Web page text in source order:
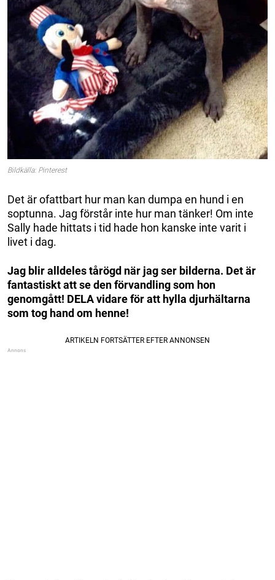
Bildkälla: Pinterest
Det är ofattbart hur man kan dumpa en hund i en
soptunna. Jag förstår inte hur man tänker! Om inte
Sally hade hittats i tid hade hon kanske inte varit i
livet i dag.
Jag blir alldeles tårögd när jag ser bilderna. Det är
fantastiskt att se den förvandling som hon
genomgått! DELA vidare för att hylla djurhältarna
som tog hand om henne!